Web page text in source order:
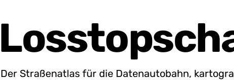
Der Straßen­atlas für die Daten­auto­bahn,